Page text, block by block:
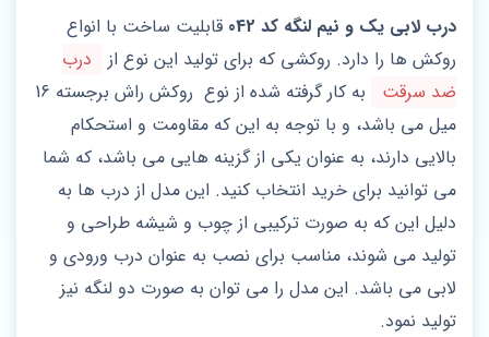
درب لابی یک و نیم لنگه کد 042
قابلیت ساخت با انواع
روکش ها را دارد. روکشی که برای تولید این نوع از
درب
ضد سرقت
به کار گرفته شده از نوع روکش راش برجسته 16
میل می باشد، و با توجه به این که مقاومت و استحکام
بالایی دارند، به عنوان یکی از گزینه هایی می باشد، که شما
می توانید برای خرید انتخاب کنید. این مدل از درب ها به
دلیل این که به صورت ترکیبی از چوب و شیشه طراحی و
تولید می شوند، مناسب برای نصب به عنوان درب ورودی و
لابی می باشد. این مدل را می توان به صورت دو لنگه نیز
تولید نمود.